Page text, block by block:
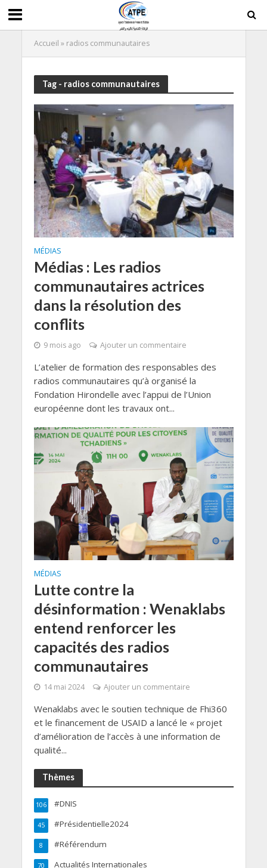
Accueil » radios communautaires
Tag - radios communautaires
MÉDIAS
Médias : Les radios
communautaires actrices
dans la résolution des
conflits
9 mois ago Ajouter un commentaire
L’atelier de formation des responsables des
radios communautaires qu’à organisé la
Fondation Hirondelle avec l’appui de l’Union
européenne dont les travaux ont...
MÉDIAS
Lutte contre la
désinformation : Wenaklabs
entend renforcer les
capacités des radios
communautaires
14 mai 2024 Ajouter un commentaire
Wenaklabs avec le soutien technique de Fhi360
et le financement de USAID a lancé le « projet
d’amélioration de l’accès à une information de
qualité...
Thèmes
#DNIS
106
#Présidentielle2024
45
#Référendum
8
Actualités Internationales
70